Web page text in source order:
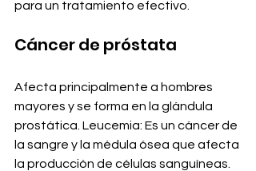
para un tratamiento efectivo.
Cáncer de próstata
Afecta principalmente a hombres
mayores y se forma en la glándula
prostática. Leucemia: Es un cáncer de
la sangre y la médula ósea que afecta
la producción de células sanguíneas.